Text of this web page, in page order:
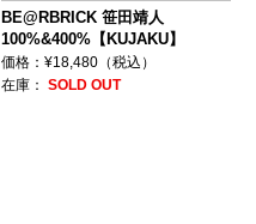
BE@RBRICK 笹田靖人
100%&400%【KUJAKU】
価格：¥18,480（税込）
在庫： SOLD OUT